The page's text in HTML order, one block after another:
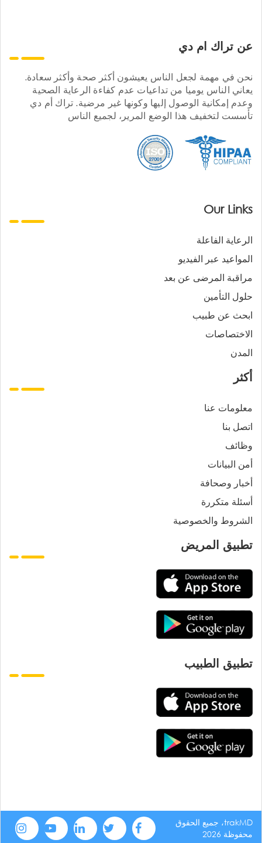
عن تراك ام دي
نحن في مهمة لجعل الناس يعيشون أكثر صحة وأكثر سعادة.
يعاني الناس يوميا من تداعيات عدم كفاءة الرعاية الصحية
وعدم إمكانية الوصول إليها وكونها غير مرضية. تراك أم دي
تأسست لتخفيف هذا الوضع المرير، لجميع الناس
Our Links
الرعاية الفاعلة
المواعيد عبر الفيديو
مراقبة المرضى عن بعد
حلول التأمين
ابحث عن طبيب
الاختصاصات
المدن
أكثر
معلومات عنا
اتصل بنا
وظائف
أمن البيانات
أخبار وصحافة
أسئلة متكررة
الشروط والخصوصية
تطبيق المريض
تطبيق الطبيب
trakMD، جميع الحقوق
محفوظة 2026